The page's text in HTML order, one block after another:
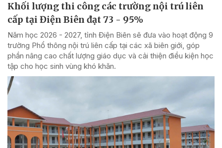
Khối lượng thi công các trường nội trú liên
cấp tại Điện Biên đạt 73 - 95%
Năm học 2026 - 2027, tỉnh Điện Biên sẽ đưa vào hoạt động 9
trường Phổ thông nội trú liên cấp tại các xã biên giới, góp
phần nâng cao chất lượng giáo dục và cải thiện điều kiện học
tập cho học sinh vùng khó khăn.